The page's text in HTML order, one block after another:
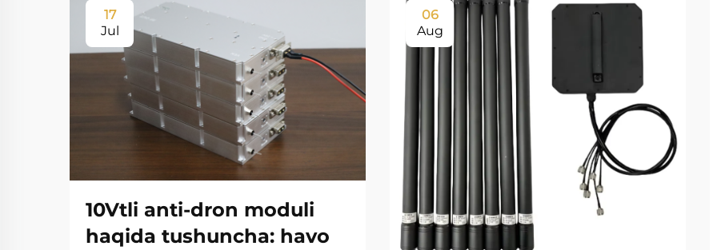
17
Jul
10Vtli anti-dron moduli
haqida tushuncha: havo
06
Aug